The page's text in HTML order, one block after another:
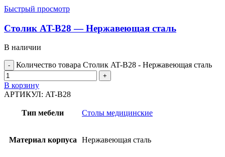
Быстрый просмотр
Столик AT-B28 — Нержавеющая сталь
В наличии
Количество товара Столик AT-B28 - Нержавеющая сталь
В корзину
АРТИКУЛ: AT-B28
Тип мебели Столы медицинские
Материал корпуса Нержавеющая сталь